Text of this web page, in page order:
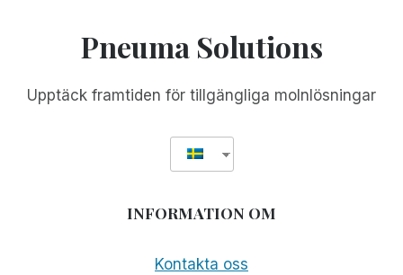
VI
BLIND
EXPERIENCE
PODCAST
Pneuma Solutions
Upptäck framtiden för tillgängliga molnlösningar
INFORMATION OM
Kontakta oss